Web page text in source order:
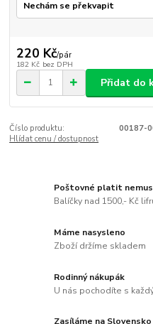
220 Kč/pár
182 Kč bez DPH
Přidat do
Číslo produktu:
00187-
Hlídat cenu / dostupnost
Poštovné platit
Balíčky nad 1500,- Kč
Máme nasysleno
Zboží držíme skladem
Rodinný nákupák
U nás pochodíte s
Zasíláme na Slovensko